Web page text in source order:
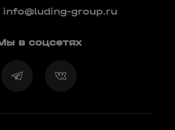
info@luding-group.ru
в соцсетях